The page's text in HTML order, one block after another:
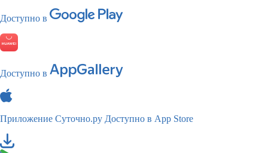
Доступно в
Доступно в
Приложение Суточно.ру Доступно в App Store